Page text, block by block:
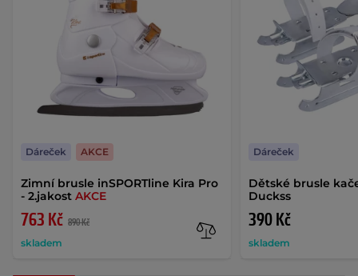
Zimní brusle inSPORTline Kira Pro
- 2.jakost AKCE
763 Kč 890 Kč
skladem
Dáreček AKCE
Dětské brusle
Duckss
390 Kč
skladem
Dáreček